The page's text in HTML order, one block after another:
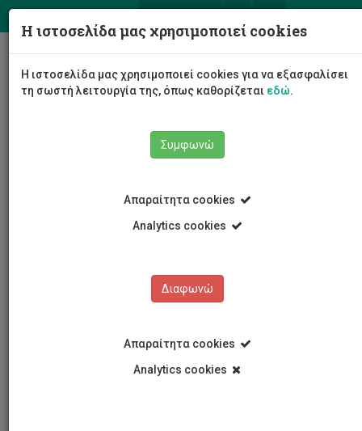
Σχολή Μηχανικής και Τεχνολογίας
Τμήμα Πολιτικών Μηχανικών και Μηχανικών
Γεωργία Σάββα
Γεωργία Σάββα
Η ιστοσελίδα μας χρησιμοποιεί cookies
Η ιστοσελίδα μας χρησιμοποιεί cookies για να εξασφαλίσει
τη σωστή λειτουργία της, όπως καθορίζεται εδώ.
Συμφωνώ
Απαραίτητα cookies
Analytics cookies
Διαφωνώ
Απαραίτητα cookies
Analytics cookies